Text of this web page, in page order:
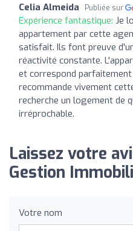
Celia Almeida Publiée sur
Expérience fantastique: Je
appartement par cette
satisfait. Ils font preuve
réactivité constante.
et correspond
recommande vivement
recherche un logement de
irréprochable.
Laissez votre
Gestion
Votre nom